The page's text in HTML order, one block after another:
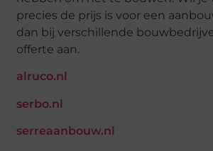
precies de prijs is voor een
dan bij verschillende
offerte aan.
alruco.nl
serbo.nl
serreaanbouw.nl